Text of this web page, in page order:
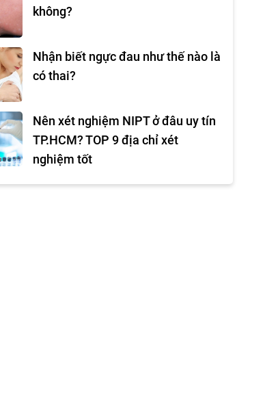
không?
Nhận biết ngực đau như thế nào là
có thai?
Nên xét nghiệm NIPT ở đâu uy tín
TP.HCM? TOP 9 địa chỉ xét
nghiệm tốt